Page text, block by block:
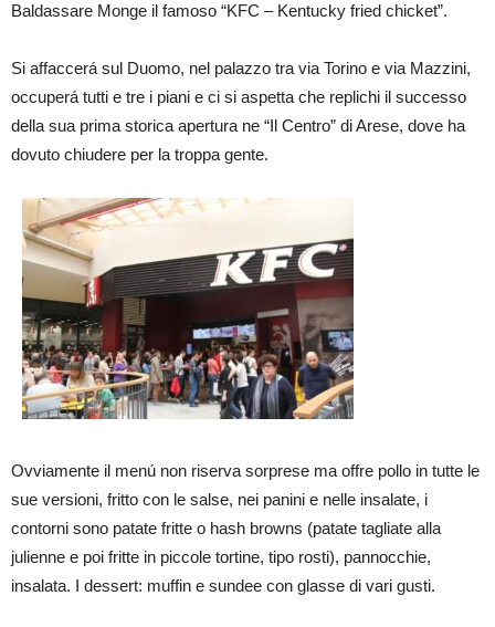
Baldassare Monge il famoso “KFC – Kentucky fried chicket”.
Si affaccerá sul Duomo, nel palazzo tra via Torino e via Mazzini,
occuperá tutti e tre i piani e ci si aspetta che replichi il successo
della sua prima storica apertura ne “Il Centro” di Arese, dove ha
dovuto chiudere per la troppa gente.
Ovviamente il menú non riserva sorprese ma offre pollo in tutte le
sue versioni, fritto con le salse, nei panini e nelle insalate, i
contorni sono patate fritte o hash browns (patate tagliate alla
julienne e poi fritte in piccole tortine, tipo rosti), pannocchie,
insalata. I dessert: muffin e sundee con glasse di vari gusti.